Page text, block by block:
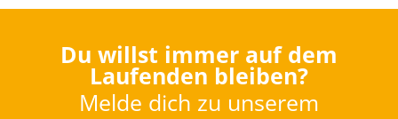
Du willst immer auf dem
Laufenden bleiben?
Melde dich zu unserem